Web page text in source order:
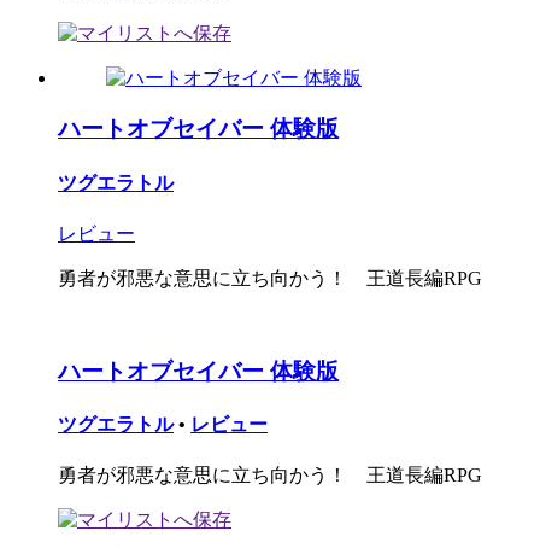
ハートオブセイバー 体験版
ツグエラトル
レビュー
勇者が邪悪な意思に立ち向かう！ 王道長編RPG
ハートオブセイバー 体験版
ツグエラトル • レビュー
勇者が邪悪な意思に立ち向かう！ 王道長編RPG